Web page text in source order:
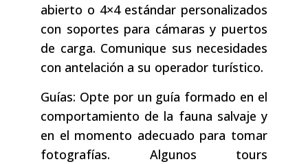
abierto o 4×4 estándar personalizados
con soportes para cámaras y puertos
de carga. Comunique sus necesidades
con antelación a su operador turístico.
Guías: Opte por un guía formado en el
comportamiento de la fauna salvaje y
en el momento adecuado para tomar
fotografías. Algunos tours